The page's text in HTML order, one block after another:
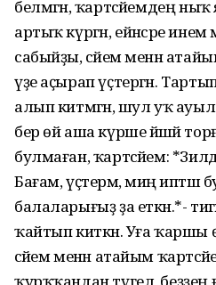
белмәгән, ҡартәсәйемдең ныҡ
артыҡ күргән, ейәнсәре
сабыйҙы, әсәйем менән
үҙе аҫырап үҫтергән. Тартып
алып китмәгән, шул уҡ
бер өй аша күрше йәшәй
булмаған, ҡартәсәйем:
Бағам, үҫтерәм, миңә иптәш
балаларығыҙ ҙа еткән.*-
ҡайтып киткән. Уға ҡаршы
әсәйем менән атайым